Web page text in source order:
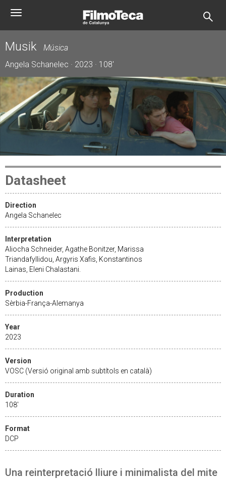
Toggle
Musik
Música
Angela Schanelec · 2023 · 108'
Datasheet
Direction
Angela Schanelec
Interpretation
Aliocha Schneider, Agathe Bonitzer, Marissa
Triandafyllidou, Argyris Xafis, Konstantinos
Lainas, Eleni Chalastani.
Production
Sèrbia-França-Alemanya
Year
2023
Version
VOSC (Versió original amb subtítols en català)
Duration
108'
Format
DCP
Una reinterpretació lliure i minimalista del mite